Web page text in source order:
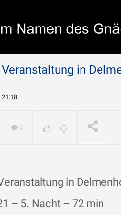
in
21:18
0
in
– 5. Nacht – 72 min